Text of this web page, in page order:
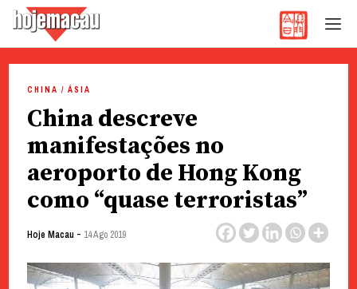
content
CHINA / ÁSIA
China descreve
manifestações no
aeroporto de Hong Kong
como “quase terroristas”
Hoje Macau - 14 Ago 2019